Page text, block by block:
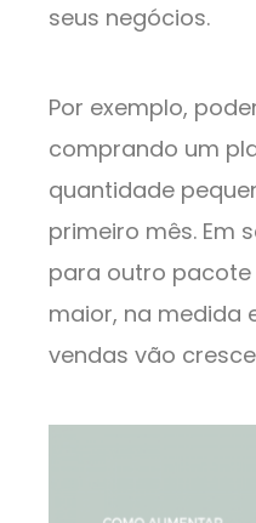
seus negócios.
Por exemplo,
comprando um
quantidade
primeiro mês. Em
para outro
maior, na medida
vendas vão